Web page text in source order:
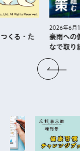
くる・た
2026年6月
豪雨への
なで取り